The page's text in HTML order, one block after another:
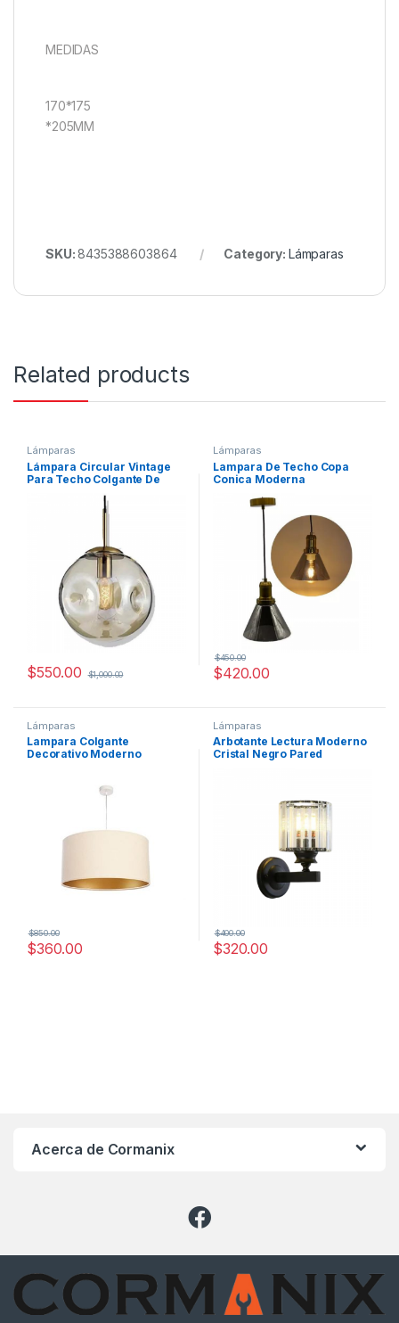
MEDIDAS
170*175
*205MM
SKU:8435388603864 Category: Lámparas
Related products
Lámparas
Lámpara Circular Vintage
Para Techo Colgante De
$550.00 $1,000.00
Lámparas
Lampara De Techo Copa
Conica Moderna
$420.00
$450.00
Lámparas
Lampara Colgante
Decorativo Moderno
$360.00
$850.00
Lámparas
Arbotante Lectura Moderno
Cristal Negro Pared
$320.00
$400.00
Acerca de Cormanix